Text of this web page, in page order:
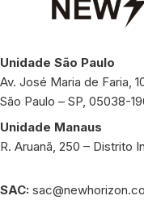
Unidade São Paulo
Av. José Maria de Faria,
São Paulo – SP, 05038-
Unidade Manaus
R. Aruanã, 250 – Distrito
SAC: